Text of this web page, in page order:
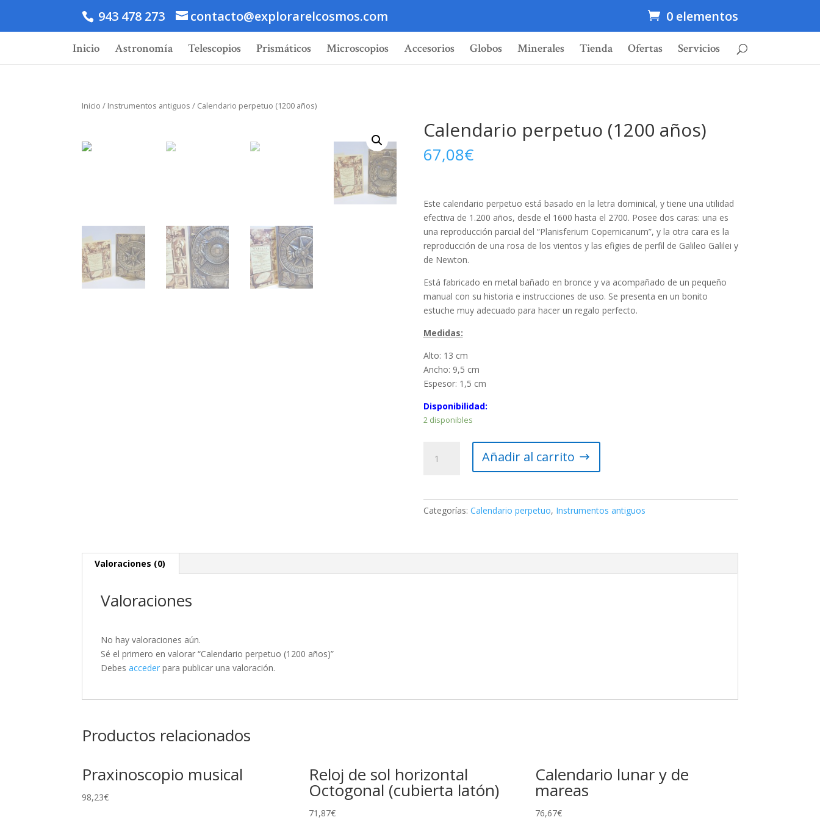
943 478 273 contacto@explorarelcosmos.com 0 elementos
Inicio Astronomía Telescopios Prismáticos Microscopios Accesorios Globos Minerales Tienda Ofertas Servicios
Inicio / Instrumentos antiguos / Calendario perpetuo (1200 años)
Calendario perpetuo (1200 años)
67,08€
Este calendario perpetuo está basado en la letra dominical, y tiene una utilidad
efectiva de 1.200 años, desde el 1600 hasta el 2700. Posee dos caras: una es
una reproducción parcial del “Planisferium Copernicanum”, y la otra cara es la
reproducción de una rosa de los vientos y las efigies de perfil de Galileo Galilei y
de Newton.
Está fabricado en metal bañado en bronce y va acompañado de un pequeño
manual con su historia e instrucciones de uso. Se presenta en un bonito
estuche muy adecuado para hacer un regalo perfecto.
Medidas:
Alto: 13 cm
Ancho: 9,5 cm
Espesor: 1,5 cm
Disponibilidad:
2 disponibles
perpetuo
cantidad
Añadir al carrito
Categorías: Calendario perpetuo, Instrumentos antiguos
Valoraciones (0)
Valoraciones
No hay valoraciones aún.
Sé el primero en valorar “Calendario perpetuo (1200 años)”
Debesacceder para publicar una valoración.
Productos relacionados
Praxinoscopio musical
98,23€
Reloj de sol horizontal
Octogonal (cubierta latón)
71,87€
Calendario lunar y de
mareas
76,67€